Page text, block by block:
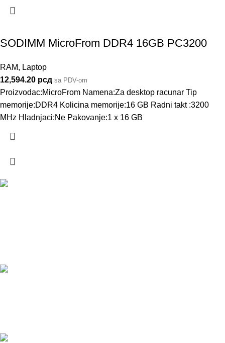
SODIMM MicroFrom DDR4 16GB PC3200
RAM, Laptop
12,594.20 рсд sa PDV-om
Proizvodac:MicroFrom Namena:Za desktop racunar Tip
memorije:DDR4 Kolicina memorije:16 GB Radni takt :3200
MHz Hladnjaci:Ne Pakovanje:1 x 16 GB